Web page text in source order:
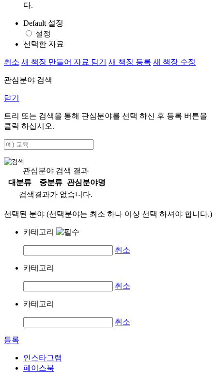
다.
Default 설정
설정
선택한 자료
취소 새 책장 만들어 자료 담기 새 책장 등록 새 책장 수정
관심분야 검색
닫기
트리 또는 검색을 통해 관심분야를 선택 하신 후 등록 버튼을
클릭 하십시오.
관심분야 검색 결과
대분류
중분류
관심분야명
검색결과가 없습니다.
선택된 분야 (선택분야는 최소 하나 이상 선택 하셔야 합니다.)
카테고리
취소
카테고리
취소
카테고리
취소
등록
인스타그램
페이스북